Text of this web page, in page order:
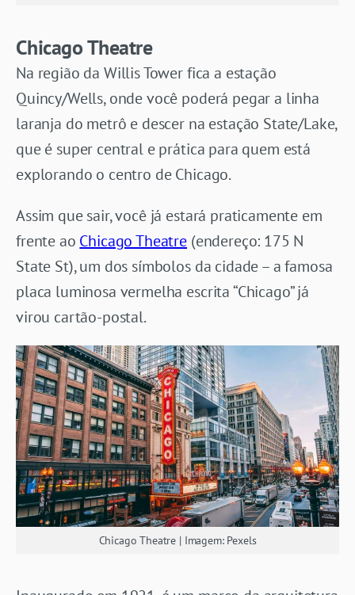
Chicago Theatre
Na região da Willis Tower fica a estação
Quincy/Wells, onde você poderá pegar a linha
laranja do metrô e descer na estação State/Lake,
que é super central e prática para quem está
explorando o centro de Chicago.
Assim que sair, você já estará praticamente em
frente ao Chicago Theatre (endereço: 175 N
State St), um dos símbolos da cidade – a famosa
placa luminosa vermelha escrita “Chicago” já
virou cartão-postal.
Chicago Theatre | Imagem: Pexels